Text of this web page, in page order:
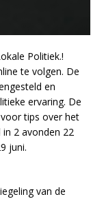
Politiek.!
te volgen. De
en
ervaring. De
tips over het
2 avonden 22
juni.
van de